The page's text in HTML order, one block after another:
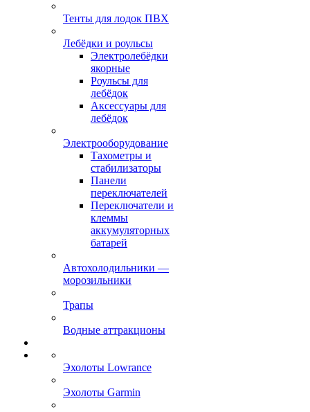
Тенты для лодок ПВХ
Лебёдки и роульсы
Электролебёдки
якорные
Роульсы для
лебёдок
Аксессуары для
лебёдок
Электрооборудование
Тахометры и
стабилизаторы
Панели
переключателей
Переключатели и
клеммы
аккумуляторных
батарей
Автохолодильники —
морозильники
Трапы
Водные аттракционы
Эхолоты Lowrance
Эхолоты Garmin